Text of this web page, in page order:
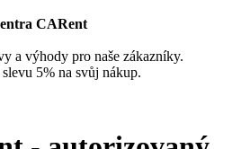
CARent
a výhody pro naše zákazníky.
5% na svůj nákup.